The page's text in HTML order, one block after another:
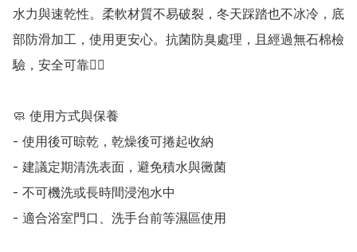
水力與速乾性。柔軟材質不易破裂，冬天踩踏也不冰冷，底
部防滑加工，使用更安心。抗菌防臭處理，且經過無石棉檢
驗，安全可靠👍🏻
🧼 使用方式與保養
- 使用後可晾乾，乾燥後可捲起收納
- 建議定期清洗表面，避免積水與黴菌
- 不可機洗或長時間浸泡水中
- 適合浴室門口、洗手台前等濕區使用